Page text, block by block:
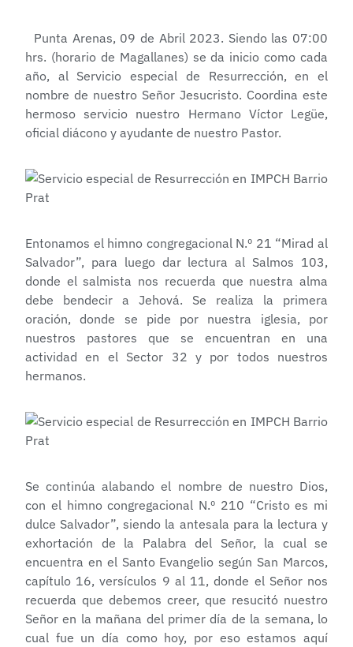
Punta Arenas, 09 de Abril 2023. Siendo las 07:00
hrs. (horario de Magallanes) se da inicio como cada
año, al Servicio especial de Resurrección, en el
nombre de nuestro Señor Jesucristo. Coordina este
hermoso servicio nuestro Hermano Víctor Legüe,
oficial diácono y ayudante de nuestro Pastor.
Entonamos el himno congregacional N.º 21 “Mirad al
Salvador”, para luego dar lectura al Salmos 103,
donde el salmista nos recuerda que nuestra alma
debe bendecir a Jehová. Se realiza la primera
oración, donde se pide por nuestra iglesia, por
nuestros pastores que se encuentran en una
actividad en el Sector 32 y por todos nuestros
hermanos.
Se continúa alabando el nombre de nuestro Dios,
con el himno congregacional N.º 210 “Cristo es mi
dulce Salvador”, siendo la antesala para la lectura y
exhortación de la Palabra del Señor, la cual se
encuentra en el Santo Evangelio según San Marcos,
capítulo 16, versículos 9 al 11, donde el Señor nos
recuerda que debemos creer, que resucitó nuestro
Señor en la mañana del primer día de la semana, lo
cual fue un día como hoy, por eso estamos aquí